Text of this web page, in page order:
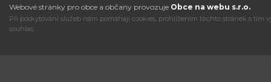
Webové stránky pro obce a občany provozuje Obce na webu s.r.o.
Při poskytování služeb nám pomáhají cookies, prohlížením těchto stránek s tím
souhlas.